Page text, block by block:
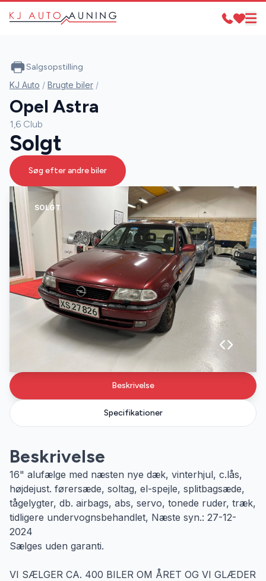
SOLGT
Specifikationer
Beskrivelse
Beskrivelse
16" alufælge med næsten nye dæk, vinterhjul, c.lås,
højdejust. førersæde, soltag, el-spejle, splitbagsæde,
tågelygter, db. airbags, abs, servo, tonede ruder, træk,
tidligere undervognsbehandlet, Næste syn.: 27-12-
2024
Sælges uden garanti.
VI SÆLGER CA. 400 BILER OM ÅRET OG VI GLÆDER
Salgsopstilling
KJ Auto / Brugte biler /
Opel Astra
1,6 Club
Solgt
Søg efter andre biler